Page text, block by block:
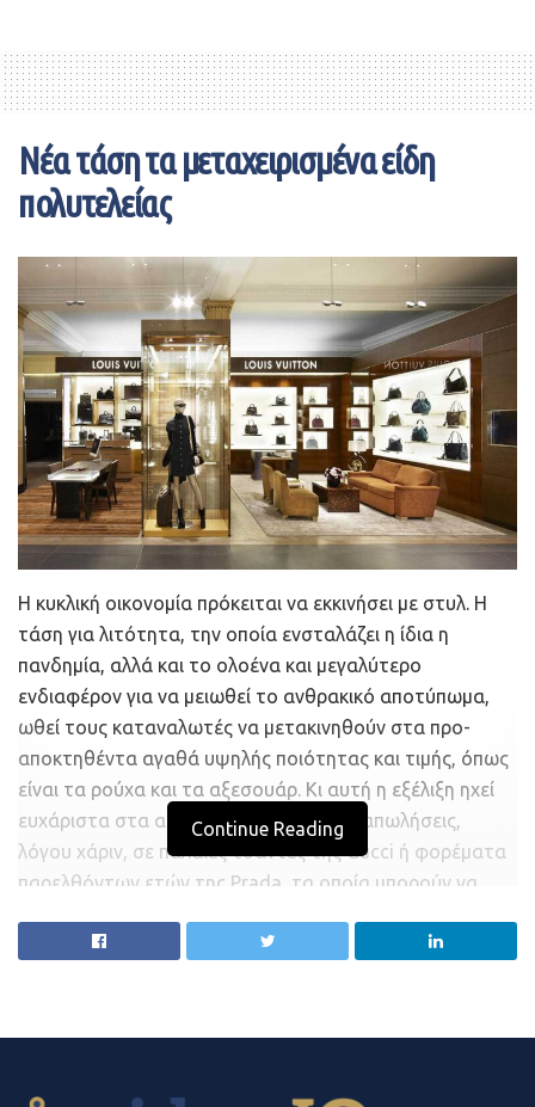
Νέα τάση τα μεταχειρισμένα είδη
πολυτελείας
Η κυκλική οικονομία πρόκειται να εκκινήσει με στυλ. Η
τάση για λιτότητα, την οποία ενσταλάζει η ίδια η
πανδημία, αλλά και το ολοένα και μεγαλύτερο
ενδιαφέρον για να μειωθεί το ανθρακικό αποτύπωμα,
ωθεί τους καταναλωτές να μετακινηθούν στα προ-
αποκτηθέντα αγαθά υψηλής ποιότητας και τιμής, όπως
είναι τα ρούχα και τα αξεσουάρ. Κι αυτή η εξέλιξη ηχεί
ευχάριστα στα αυτιά όσων κάνουν μεταπωλήσεις,
λόγου χάριν, σε παλαιές τσάντες της Gucci ή φορέματα
παρελθόντων ετών της Prada, τα οποία μπορούν να
Με την ίδια λογική θα μπορούσαν να εισέλθουν στην
Continue Reading